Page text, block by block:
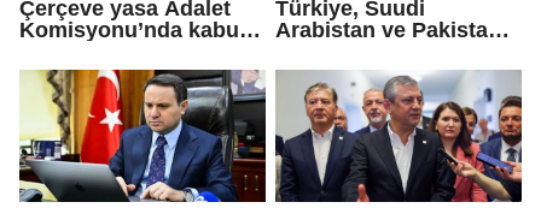
Çerçeve yasa Adalet
Komisyonu’nda kabul
Türkiye, Suudi
Arabistan ve Pakistan
Savunma Anlaşması'
imzalandı